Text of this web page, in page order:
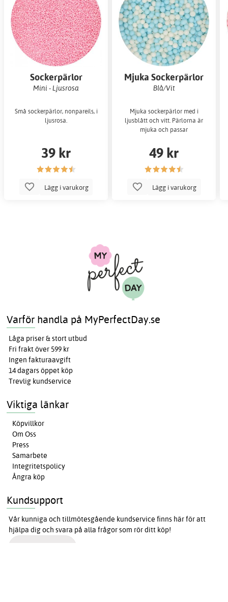
Sockerpärlor
Mini - Ljusrosa
Små sockerpärlor, nonpareils, i
ljusrosa.
39 kr
Lägg i varukorg
Mjuka Sockerpärlor
Blå/Vit
Mjuka sockerpärlor med i
ljusblått och vitt. Pärlorna är
mjuka och passar
49 kr
Lägg i varukorg
Varför handla på MyPerfectDay.se
Låga priser & stort utbud
Fri frakt över 599 kr
Ingen fakturaavgift
14 dagars öppet köp
Trevlig kundservice
Viktiga länkar
Köpvillkor
Om Oss
Press
Samarbete
Integritetspolicy
Ångra köp
Kundsupport
Vår kunniga och tillmötesgående kundservice finns här för att
hjälpa dig och svara på alla frågor som rör ditt köp!